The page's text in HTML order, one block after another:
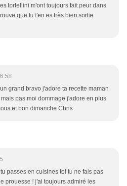
tortellini m'ont toujours fait peur dans
que tu t'en es très bien sortie.
grand bravo j'adore ta recette maman
pas moi dommage j'adore en plus
et bon dimanche Chris
passes en cuisines toi tu ne fais pas
prouesse ! j'ai toujours admiré les